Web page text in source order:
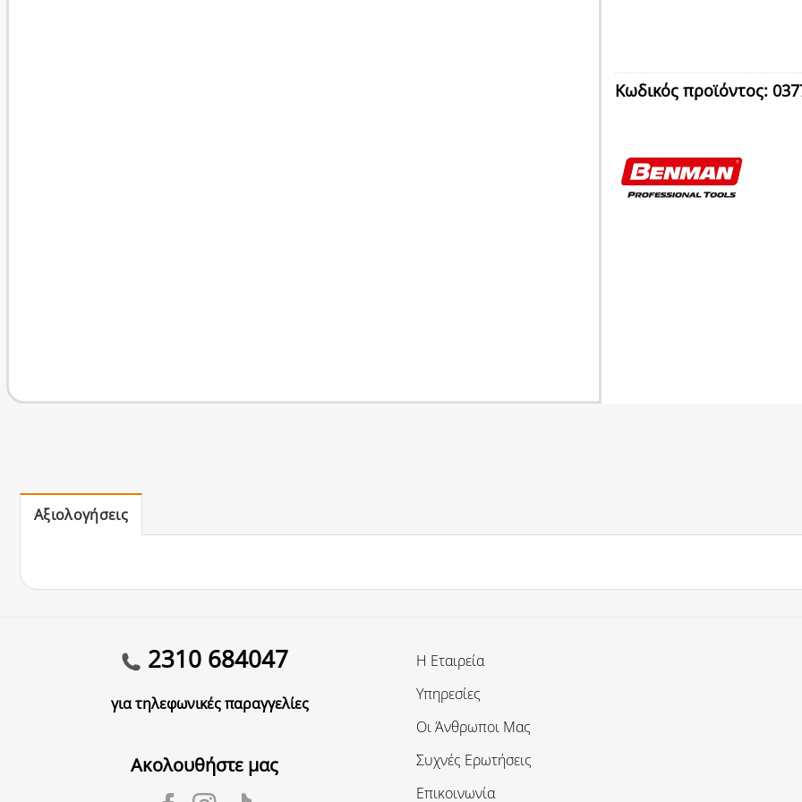
Κωδικός προϊόντος:
Αξιολογήσεις
2310 684047
για τηλεφωνικές παραγγελίες
Ακολουθήστε μας
Η Εταιρεία
Υπηρεσίες
Οι Άνθρωποι Μας
Συχνές Ερωτήσεις
Επικοινωνία